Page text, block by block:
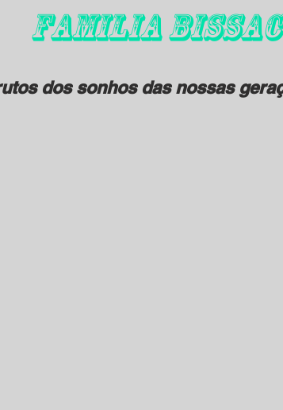
FAMILIA
dos sonhos das nossas